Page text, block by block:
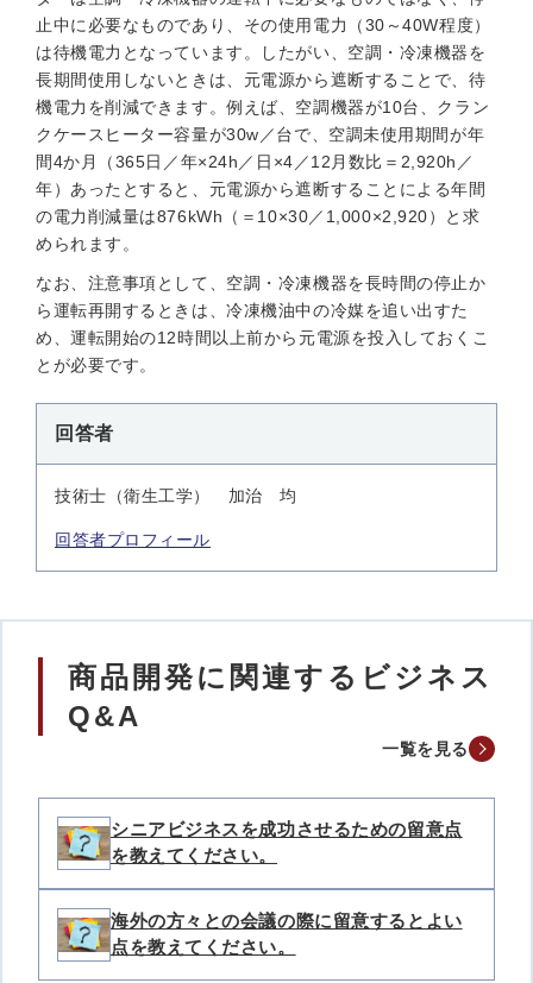
止中に必要なものであり、その使用電力（30～40W程度）
は待機電力となっています。したがい、空調・冷凍機器を
長期間使用しないときは、元電源から遮断することで、待
機電力を削減できます。例えば、空調機器が10台、クラン
クケースヒーター容量が30w／台で、空調未使用期間が年
間4か月（365日／年×24h／日×4／12月数比＝2,920h／
年）あったとすると、元電源から遮断することによる年間
の電力削減量は876kWh（＝10×30／1,000×2,920）と求
められます。
なお、注意事項として、空調・冷凍機器を長時間の停止か
ら運転再開するときは、冷凍機油中の冷媒を追い出すた
め、運転開始の12時間以上前から元電源を投入しておくこ
とが必要です。
回答者
技術士（衛生工学） 加治 均
回答者プロフィール
商品開発に関連するビジネス
Q&A
一覧を見る
シニアビジネスを成功させるための留意点
を教えてください。
海外の方々との会議の際に留意するとよい
点を教えてください。